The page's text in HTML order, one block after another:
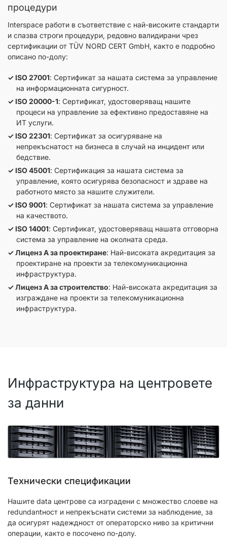
процедури
Interspace работи в съответствие с най-високите стандарти
и спазва строги процедури, редовно валидирани чрез
сертификации от TÜV NORD CERT GmbH, както е подробно
описано по-долу:
ISO 27001: Сертификат за нашата система за управление
на информационната сигурност.
ISO 20000-1: Сертификат, удостоверяващ нашите
процеси на управление за ефективно предоставяне на
ИТ услуги.
ISO 22301: Сертификат за осигуряване на
непрекъснатост на бизнеса в случай на инцидент или
бедствие.
ISO 45001: Сертификация за нашата система за
управление, която осигурява безопасност и здраве на
работното място за нашите служители.
ISO 9001: Сертификат за нашата система за управление
на качеството.
ISO 14001: Сертификат, удостоверяващ нашата отговорна
система за управление на околната среда.
Лиценз А за проектиране: Най-високата акредитация за
проектиране на проекти за телекомуникационна
инфраструктура.
Лиценз А за строителство: Най-високата акредитация за
изграждане на проекти за телекомуникационна
инфраструктура.
Инфраструктура на центровете
за данни
Технически спецификации
Нашите data центрове са изградени с множество слоеве на
redundantност и непрекъснати системи за наблюдение, за
да осигурят надеждност от операторско ниво за критични
операции, както е посочено по-долу.